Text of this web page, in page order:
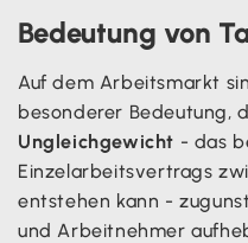
Bedeutung von
Auf dem Arbeitsmarkt
besonderer Bedeutung,
Ungleichgewicht - das
Einzelarbeitsvertrags
entstehen kann -
und Arbeitnehmer